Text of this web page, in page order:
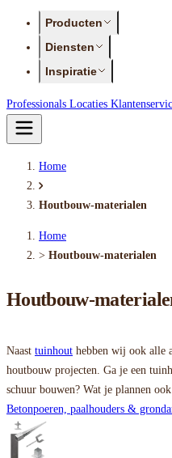
Producten
Diensten
Inspiratie
Professionals Locaties
Home
Houtbouw-materialen
Home
> Houtbouw-materialen
Houtbouw-
Naast tuinhout hebben wij ook alle
houtbouw projecten. Ga je een
schuur bouwen? Wat je plannen
vanplaatmateriaaltotdakgotenen
En uiteraard hebben we ook de
afwerkingsmateriaal zoals
Betonpoeren, paalhouders &